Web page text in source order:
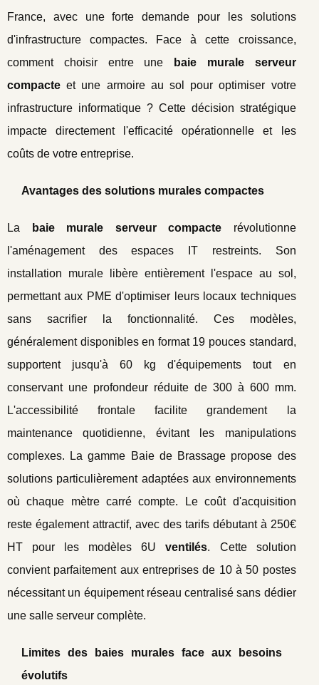
France, avec une forte demande pour les solutions
d'infrastructure compactes. Face à cette croissance,
comment choisir entre une
baie murale serveur
compacte et une armoire au sol pour optimiser votre
infrastructure informatique ? Cette décision stratégique
impacte directement l'efficacité opérationnelle et les
coûts de votre entreprise.
Avantages des solutions murales compactes
La baie murale serveur compacte révolutionne
l'aménagement des espaces IT restreints. Son
installation murale libère entièrement l'espace au sol,
permettant aux PME d'optimiser leurs locaux techniques
sans sacrifier la fonctionnalité. Ces modèles,
généralement disponibles en format 19 pouces standard,
supportent jusqu'à 60 kg d'équipements tout en
conservant une profondeur réduite de 300 à 600 mm.
L'accessibilité frontale facilite grandement la
maintenance quotidienne, évitant les manipulations
complexes. La gamme Baie de Brassage propose des
solutions particulièrement adaptées aux environnements
où chaque mètre carré compte. Le coût d'acquisition
reste également attractif, avec des tarifs débutant à 250€
HT pour les modèles 6Uventilés. Cette solution
convient parfaitement aux entreprises de 10 à 50 postes
nécessitant un équipement réseau centralisé sans dédier
une salle serveur complète.
Limites des baies murales face aux besoins
évolutifs